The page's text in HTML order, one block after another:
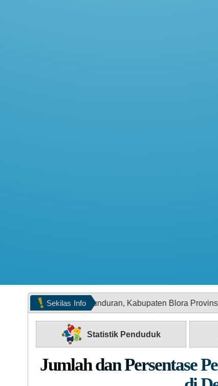
Sekilas Info
Kunduran, Kabupaten Blora Provinsi Jawa Tengah
Statistik Penduduk
Jumlah dan Persentase